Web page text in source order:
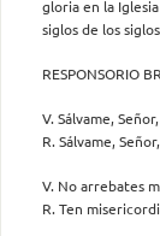
gloria en la
siglos de los
RESPONSORIO
V. Sálvame,
R. Sálvame,
V. No arrebates
R. Ten